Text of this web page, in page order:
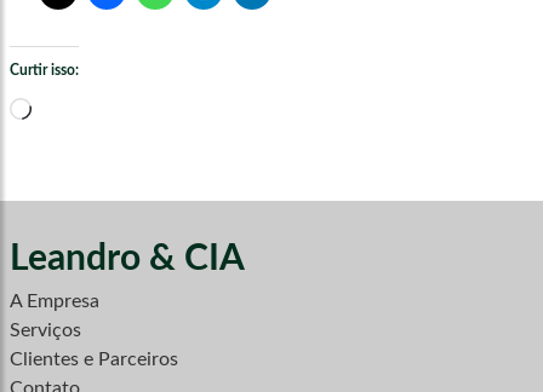
Curtir isso:
Carregando...
Leandro & CIA
A Empresa
Serviços
Clientes e Parceiros